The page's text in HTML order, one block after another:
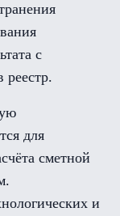
с
для
сметной
и